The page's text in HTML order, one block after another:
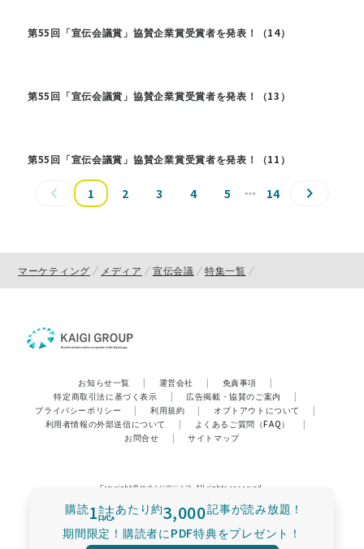
第55回「宣伝会議賞」協賛企業賞受賞者を発表！（14）
第55回「宣伝会議賞」協賛企業賞受賞者を発表！（13）
第55回「宣伝会議賞」協賛企業賞受賞者を発表！（11）
1 2 3 4 5 14
購読1誌あたり約3,000記事が読み放題！
期間限定！購読者にPDF特典をプレゼント！
マーケティング メディア 宣伝会議 特集一覧
お知らせ一覧 | 運営会社 | 免責事項
|
特定商取引法に基づく表示
| 広告掲載・協賛のご案内
|
プライバシーポリシー
| 利用規約 | オプトアウトについて
|
利用者情報の外部送信について
| よくあるご質問（FAQ）
|
お問合せ
| サイトマップ
Copyright © 株式会社宣伝会議. All rights reserved.